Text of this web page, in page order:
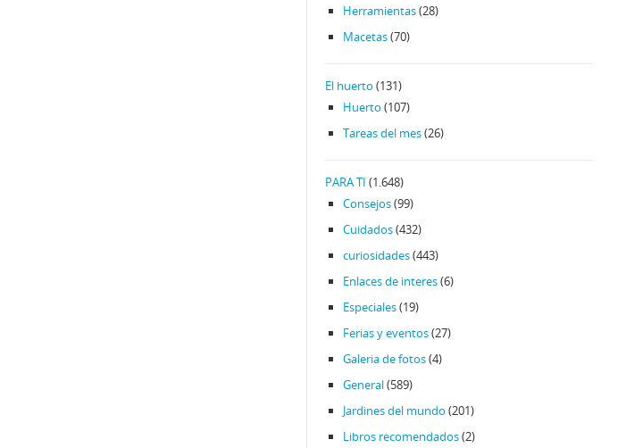
Herramientas(28)
Macetas(70)
El huerto (131)
Huerto (107)
Tareas del mes(26)
PARA TI (1.648)
Consejos(99)
Cuidados(432)
curiosidades(443)
Enlaces de interes(6)
Especiales(19)
Ferias y eventos(27)
Galeria de fotos(4)
General(589)
Jardines del mundo (201)
Libros recomendados(2)